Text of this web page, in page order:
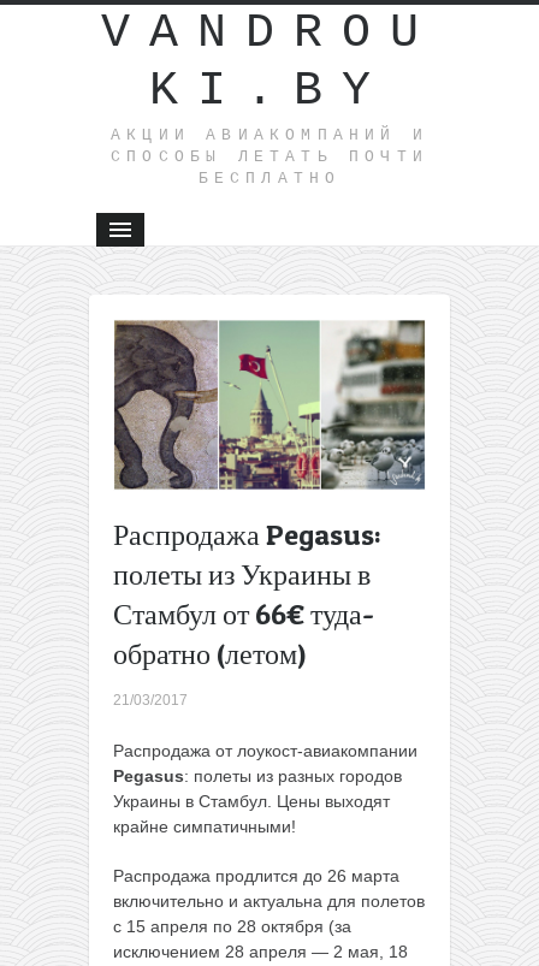
VANDROU
KI.BY
АКЦИИ АВИАКОМПАНИЙ И
СПОСОБЫ ЛЕТАТЬ ПОЧТИ
БЕСПЛАТНО
Распродажа Pegasus:
полеты из Украины в
Стамбул от 66€ туда-
обратно (летом)
21/03/2017
Распродажа от лоукост-авиакомпании
Pegasus: полеты из разных городов
Украины в Стамбул. Цены выходят
крайне симпатичными!
Распродажа продлится до 26 марта
включительно и актуальна для полетов
с 15 апреля по 28 октября (за
исключением 28 апреля — 2 мая, 18
АААА
поездки
из Литвы
Берлин
Варшаву
Распродажа
000 билетов